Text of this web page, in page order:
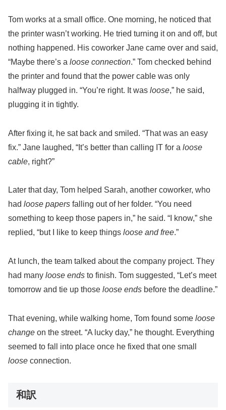
Tom works at a small office. One morning, he noticed that
the printer wasn’t working. He tried turning it on and off, but
nothing happened. His coworker Jane came over and said,
“Maybe there’s a loose connection.” Tom checked behind
the printer and found that the power cable was only
halfway plugged in. “You’re right. It was loose,” he said,
plugging it in tightly.
After fixing it, he sat back and smiled. “That was an easy
fix.” Jane laughed, “It’s better than calling IT for a loose
cable, right?”
Later that day, Tom helped Sarah, another coworker, who
had loose papers falling out of her folder. “You need
something to keep those papers in,” he said. “I know,” she
replied, “but I like to keep things loose and free.”
At lunch, the team talked about the company project. They
had many loose ends to finish. Tom suggested, “Let’s meet
tomorrow and tie up those loose ends before the deadline.”
That evening, while walking home, Tom found some loose
change on the street. “A lucky day,” he thought. Everything
seemed to fall into place once he fixed that one small
loose connection.
和訳